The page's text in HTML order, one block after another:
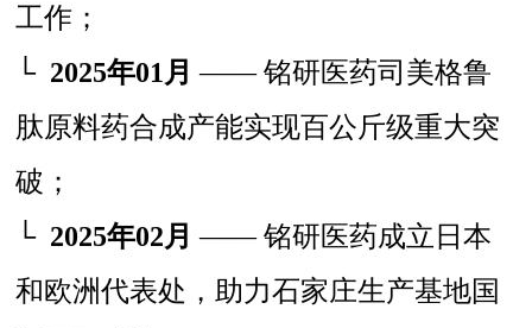
工作；
└ 2025年01月 —— 铭研医药司美格鲁
肽原料药合成产能实现百公斤级重大突
破；
└ 2025年02月 —— 铭研医药成立日本
和欧洲代表处，助力石家庄生产基地国